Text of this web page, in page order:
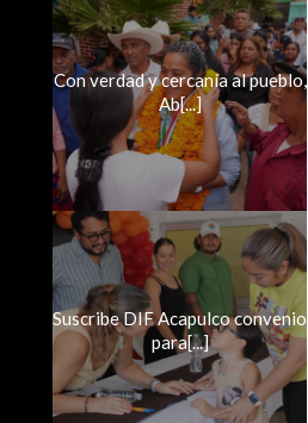
Con verdad y cercanía al pueblo,
Ab[...]
Suscribe DIF Acapulco convenio
para[...]